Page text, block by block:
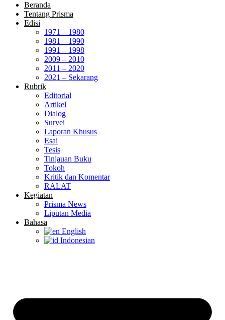
Beranda
Tentang Prisma
Edisi
1971 – 1980
1981 – 1990
1991 – 1998
2009 – 2010
2011 – 2020
2021 – Sekarang
Rubrik
Editorial
Artikel
Dialog
Survei
Laporan Khusus
Esai
Tesis
Tinjauan Buku
Tokoh
Kritik dan Komentar
RALAT
Kegiatan
Prisma News
Liputan Media
Bahasa
English
Indonesian